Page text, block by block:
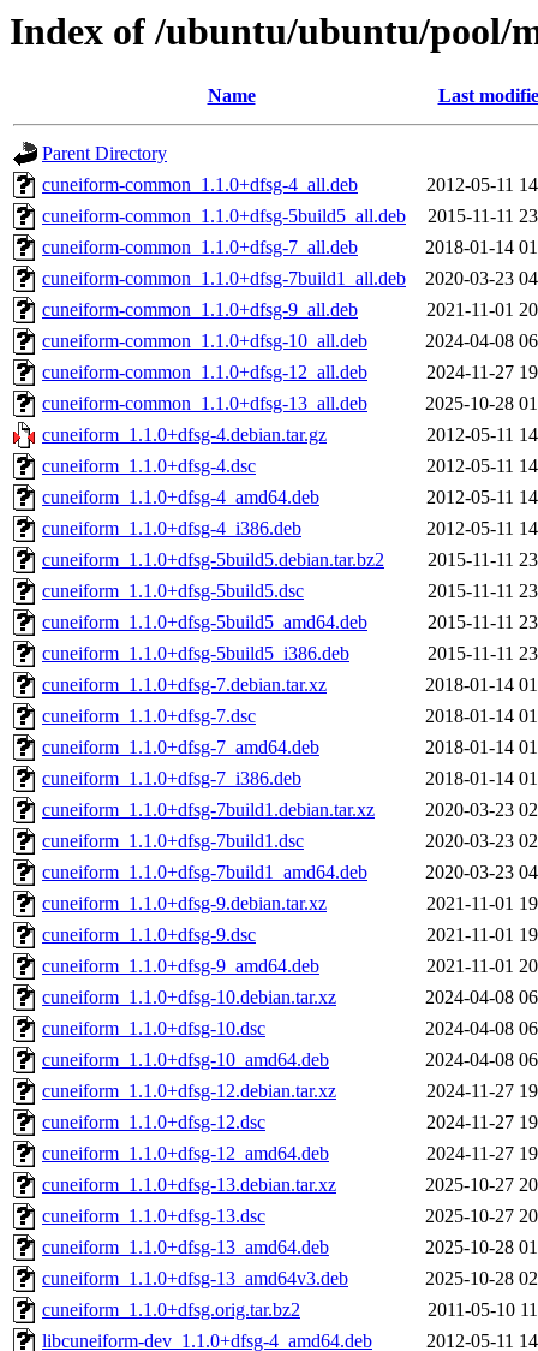
Index of /ubuntu/ubuntu/pool/
Name Last
Parent Directory
cuneiform-common_1.1.0+dfsg-4_all.deb
2012-05-11
cuneiform-common_1.1.0+dfsg-5build5_all.deb
2015-11-11
cuneiform-common_1.1.0+dfsg-7_all.deb
2018-01-14
cuneiform-common_1.1.0+dfsg-7build1_all.deb
2020-03-23
cuneiform-common_1.1.0+dfsg-9_all.deb
2021-11-01
cuneiform-common_1.1.0+dfsg-10_all.deb
2024-04-08
cuneiform-common_1.1.0+dfsg-12_all.deb
2024-11-27
cuneiform-common_1.1.0+dfsg-13_all.deb
2025-10-28
cuneiform_1.1.0+dfsg-4.debian.tar.gz
2012-05-11
cuneiform_1.1.0+dfsg-4.dsc
2012-05-11
cuneiform_1.1.0+dfsg-4_amd64.deb
2012-05-11
cuneiform_1.1.0+dfsg-4_i386.deb
2012-05-11
cuneiform_1.1.0+dfsg-5build5.debian.tar.bz2
2015-11-11
cuneiform_1.1.0+dfsg-5build5.dsc
2015-11-11
cuneiform_1.1.0+dfsg-5build5_amd64.deb
2015-11-11
cuneiform_1.1.0+dfsg-5build5_i386.deb
2015-11-11
cuneiform_1.1.0+dfsg-7.debian.tar.xz
2018-01-14
cuneiform_1.1.0+dfsg-7.dsc
2018-01-14
cuneiform_1.1.0+dfsg-7_amd64.deb
2018-01-14
cuneiform_1.1.0+dfsg-7_i386.deb
2018-01-14
cuneiform_1.1.0+dfsg-7build1.debian.tar.xz
2020-03-23
cuneiform_1.1.0+dfsg-7build1.dsc
2020-03-23
cuneiform_1.1.0+dfsg-7build1_amd64.deb
2020-03-23
cuneiform_1.1.0+dfsg-9.debian.tar.xz
2021-11-01
cuneiform_1.1.0+dfsg-9.dsc
2021-11-01
cuneiform_1.1.0+dfsg-9_amd64.deb
2021-11-01
cuneiform_1.1.0+dfsg-10.debian.tar.xz
2024-04-08
cuneiform_1.1.0+dfsg-10.dsc
2024-04-08
cuneiform_1.1.0+dfsg-10_amd64.deb
2024-04-08
cuneiform_1.1.0+dfsg-12.debian.tar.xz
2024-11-27
cuneiform_1.1.0+dfsg-12.dsc
2024-11-27
cuneiform_1.1.0+dfsg-12_amd64.deb
2024-11-27
cuneiform_1.1.0+dfsg-13.debian.tar.xz
2025-10-27
cuneiform_1.1.0+dfsg-13.dsc
2025-10-27
cuneiform_1.1.0+dfsg-13_amd64.deb
2025-10-28
cuneiform_1.1.0+dfsg-13_amd64v3.deb
2025-10-28
cuneiform_1.1.0+dfsg.orig.tar.bz2
2011-05-10
libcuneiform-dev_1.1.0+dfsg-4_amd64.deb
2012-05-11